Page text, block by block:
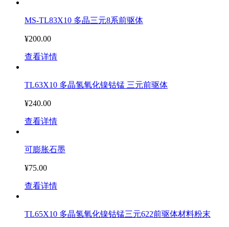
MS-TL83X10 多晶三元8系前驱体
¥200.00
查看详情
TL63X10 多晶氢氧化镍钴锰 三元前驱体
¥240.00
查看详情
可膨胀石墨
¥75.00
查看详情
TL65X10 多晶氢氧化镍钴锰三元622前驱体材料粉末